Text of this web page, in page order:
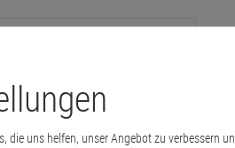
Kabel Multimedia & HDTV
die uns helfen, unser Angebot zu verbessern